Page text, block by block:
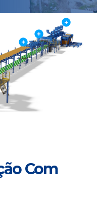
Com